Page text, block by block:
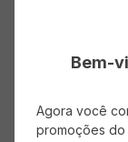
Faça login
Bem-
Agora você
promoções do